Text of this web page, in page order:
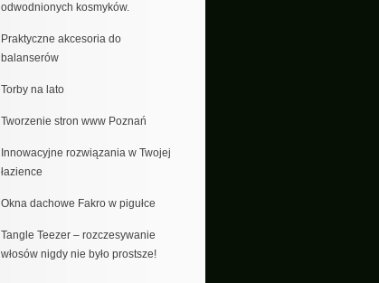
odwodnionych kosmyków.
Praktyczne akcesoria do
balanserów
Torby na lato
Tworzenie stron www Poznań
Innowacyjne rozwiązania w Twojej
łazience
Okna dachowe Fakro w pigułce
Tangle Teezer – rozczesywanie
włosów nigdy nie było prostsze!